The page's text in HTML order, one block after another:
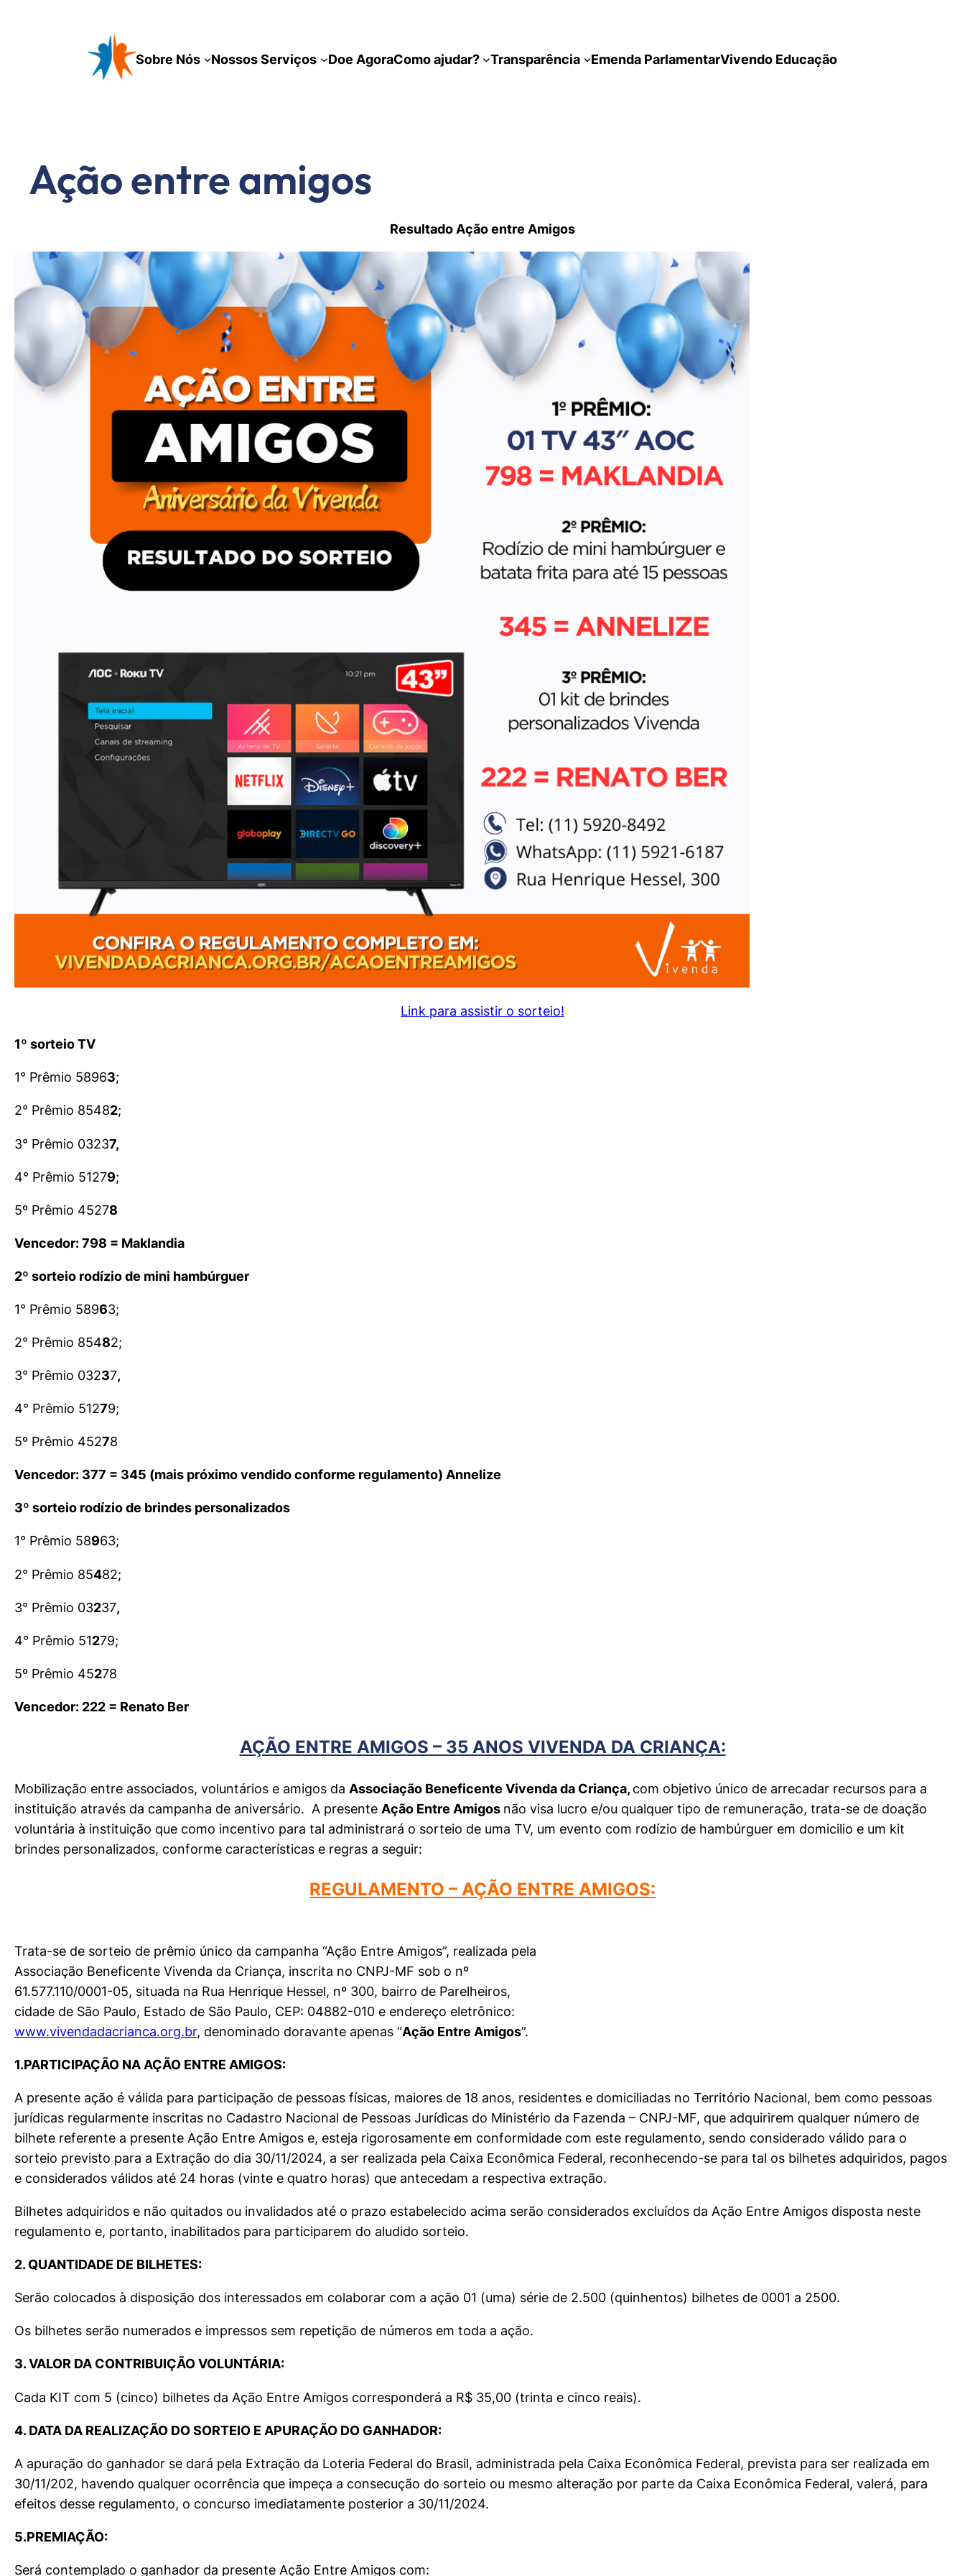
Sobre Nós Nossos Serviços Doe AgoraComo ajudar? Transparência Emenda ParlamentarVivendo Educação
Ação entre amigos
Resultado Ação entre Amigos
Link para assistir o sorteio!
1º sorteio TV
1° Prêmio 58963;
2° Prêmio 85482;
3° Prêmio 03237,
4° Prêmio 51279;
5º Prêmio 45278
Vencedor: 798 = Maklandia
2º sorteio rodízio de mini hambúrguer
1° Prêmio 58963;
2° Prêmio 85482;
3° Prêmio 03237,
4° Prêmio 51279;
5º Prêmio 45278
Vencedor: 377 = 345 (mais próximo vendido conforme regulamento) Annelize
3º sorteio rodízio de brindes personalizados
1° Prêmio 58963;
2° Prêmio 85482;
3° Prêmio 03237,
4° Prêmio 51279;
5º Prêmio 45278
Vencedor: 222 = Renato Ber
AÇÃO ENTRE AMIGOS – 35 ANOS VIVENDA DA CRIANÇA:
Mobilização entre associados, voluntários e amigos da Associação Beneficente Vivenda da Criança, com objetivo único de arrecadar recursos para a
instituição através da campanha de aniversário. A presente Ação Entre Amigos não visa lucro e/ou qualquer tipo de remuneração, trata-se de doação
voluntária à instituição que como incentivo para tal administrará o sorteio de uma TV, um evento com rodízio de hambúrguer em domicilio e um kit
brindes personalizados, conforme características e regras a seguir:
REGULAMENTO – AÇÃO ENTRE AMIGOS:
Trata-se de sorteio de prêmio único da campanha “Ação Entre Amigos”, realizada pela
Associação Beneficente Vivenda da Criança, inscrita no CNPJ-MF sob o nº
61.577.110/0001-05, situada na Rua Henrique Hessel, nº 300, bairro de Parelheiros,
cidade de São Paulo, Estado de São Paulo, CEP: 04882-010 e endereço eletrônico:
www.vivendadacrianca.org.br, denominado doravante apenas “Ação Entre Amigos”.
1.PARTICIPAÇÃO NA AÇÃO ENTRE AMIGOS:
A presente ação é válida para participação de pessoas físicas, maiores de 18 anos, residentes e domiciliadas no Território Nacional, bem como pessoas
jurídicas regularmente inscritas no Cadastro Nacional de Pessoas Jurídicas do Ministério da Fazenda – CNPJ-MF, que adquirirem qualquer número de
bilhete referente a presente Ação Entre Amigos e, esteja rigorosamente em conformidade com este regulamento, sendo considerado válido para o
sorteio previsto para a Extração do dia 30/11/2024, a ser realizada pela Caixa Econômica Federal, reconhecendo-se para tal os bilhetes adquiridos, pagos
e considerados válidos até 24 horas (vinte e quatro horas) que antecedam a respectiva extração.
Bilhetes adquiridos e não quitados ou invalidados até o prazo estabelecido acima serão considerados excluídos da Ação Entre Amigos disposta neste
regulamento e, portanto, inabilitados para participarem do aludido sorteio.
2. QUANTIDADE DE BILHETES:
Serão colocados à disposição dos interessados em colaborar com a ação 01 (uma) série de 2.500 (quinhentos) bilhetes de 0001 a 2500.
Os bilhetes serão numerados e impressos sem repetição de números em toda a ação.
3. VALOR DA CONTRIBUIÇÃO VOLUNTÁRIA:
Cada KIT com 5 (cinco) bilhetes da Ação Entre Amigos corresponderá a R$ 35,00 (trinta e cinco reais).
4. DATA DA REALIZAÇÃO DO SORTEIO E APURAÇÃO DO GANHADOR:
A apuração do ganhador se dará pela Extração da Loteria Federal do Brasil, administrada pela Caixa Econômica Federal, prevista para ser realizada em
30/11/202, havendo qualquer ocorrência que impeça a consecução do sorteio ou mesmo alteração por parte da Caixa Econômica Federal, valerá, para
efeitos desse regulamento, o concurso imediatamente posterior a 30/11/2024.
5.PREMIAÇÃO:
Será contemplado o ganhador da presente Ação Entre Amigos com: